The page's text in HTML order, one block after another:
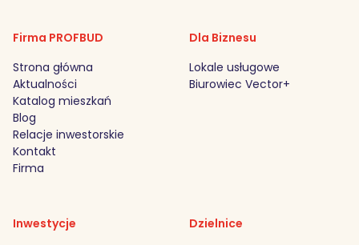
Firma PROFBUD
Strona główna
Aktualności
Katalog mieszkań
Blog
Relacje inwestorskie
Kontakt
Firma
Dla Biznesu
Lokale usługowe
Biurowiec Vector+
Inwestycje
Dzielnice